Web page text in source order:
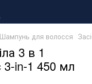
Шампунь для волосся
3 в 1
3-in-1 450 мл